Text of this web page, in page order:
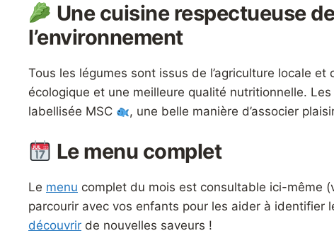
Une cuisine respectueuse
l’environnement
Tous les légumes sont issus de l’agriculture locale
écologique et une meilleure qualité nutritionnelle.
labellisée MSC
, une belle manière d’associer
Le menu complet
Le menu complet du mois est consultable ici-même
parcourir avec vos enfants pour les aider à
découvrir de nouvelles saveurs !